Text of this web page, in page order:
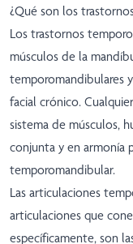
¿Qué son los
Los trastornos
músculos de la
temporomandibulares
facial crónico.
sistema de músculos,
conjunta y en armonía
temporomandibular.
Las articulaciones
articulaciones que
específicamente, son